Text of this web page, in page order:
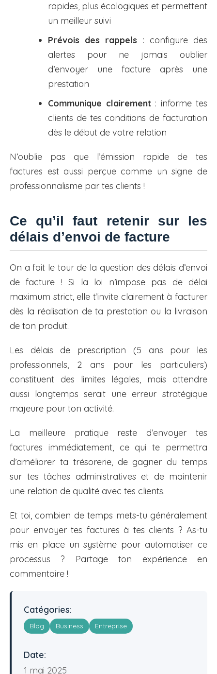
rapides, plus écologiques et permettent
un meilleur suivi
Prévois des rappels : configure des
alertes pour ne jamais oublier
d’envoyer une facture après une
prestation
Communique clairement: informe tes
clients de tes conditions de facturation
dès le début de votre relation
N’oublie pas que l’émission rapide de tes
factures est aussi perçue comme un signe de
professionnalisme par tes clients !
Ce qu’il faut retenir sur les
délais d’envoi de facture
On a fait le tour de la question des délais d’envoi
de facture ! Si la loi n’impose pas de délai
maximum strict, elle t’invite clairement à facturer
dès la réalisation de ta prestation ou la livraison
de ton produit.
Les délais de prescription (5 ans pour les
professionnels, 2 ans pour les particuliers)
constituent des limites légales, mais attendre
aussi longtemps serait une erreur stratégique
majeure pour ton activité.
La meilleure pratique reste d’envoyer tes
factures immédiatement, ce qui te permettra
d’améliorer ta trésorerie, de gagner du temps
sur tes tâches administratives et de maintenir
une relation de qualité avec tes clients.
Et toi, combien de temps mets-tu généralement
pour envoyer tes factures à tes clients ? As-tu
mis en place un système pour automatiser ce
processus ? Partage ton expérience en
commentaire !
Catégories:
Blog Business Entreprise
Date:
1 mai 2025